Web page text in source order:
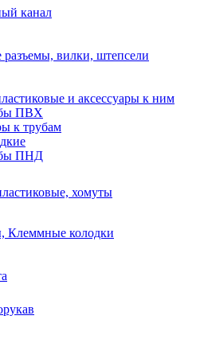
канал
вилки, штепсели
и аксессуары к ним
ПВХ
к трубам
ПНД
хомуты
Клеммные колодки